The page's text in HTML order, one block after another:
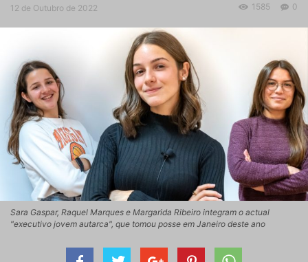
12 de Outubro de 2022 0
1585
Sara Gaspar, Raquel Marques e Margarida Ribeiro integram o actual
"executivo jovem autarca", que tomou posse em Janeiro deste ano